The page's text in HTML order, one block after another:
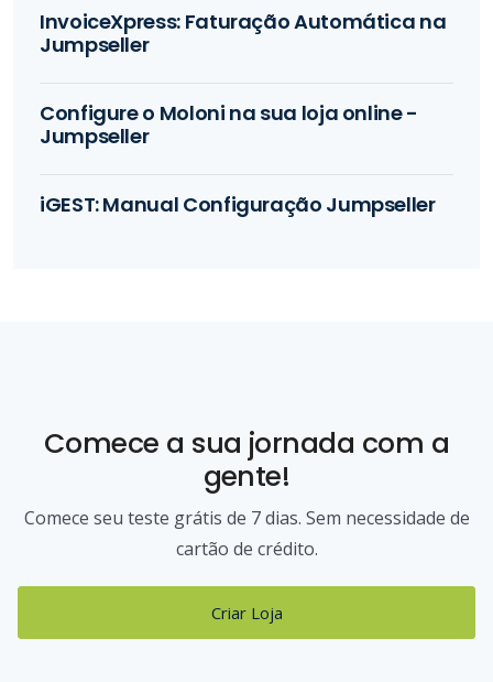
InvoiceXpress: Faturação Automática na
Jumpseller
Configure o Moloni na sua loja online -
Jumpseller
iGEST: Manual Configuração Jumpseller
Comece a sua jornada com a
gente!
Comece seu teste grátis de 7 dias. Sem necessidade de
cartão de crédito.
Criar Loja